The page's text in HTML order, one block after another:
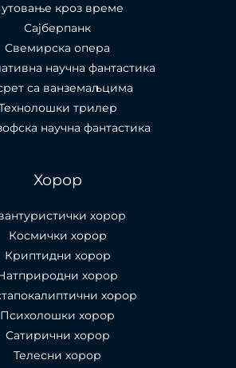
кроз време
Сајберпанк
Свемирска опера
научна фантастика
са ванземаљцима
трилер
научна фантастика
Хорор
хорор
Космички хорор
Криптидни хорор
хорор
хорор
Психолошки хорор
Сатирични хорор
Телесни хорор